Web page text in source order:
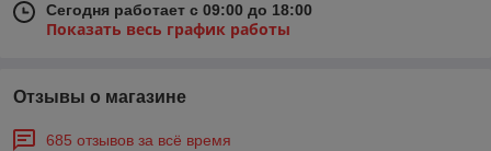
Сегодня работает с 09:00 до 18:00
Показать весь график работы
Отзывы о магазине
685 отзывов за всё время